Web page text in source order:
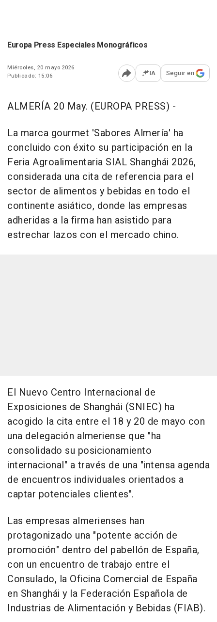
Europa Press Especiales Monográficos
Miércoles, 20 mayo 2026
Publicado: 15:06
Abrir opciones para
IA Seguir en
ALMERÍA 20 May. (EUROPA PRESS) -
La marca gourmet 'Sabores Almería' ha
concluido con éxito su participación en la
Feria Agroalimentaria SIAL Shanghái 2026,
considerada una cita de referencia para el
sector de alimentos y bebidas en todo el
continente asiático, donde las empresas
adheridas a la firma han asistido para
estrechar lazos con el mercado chino.
El Nuevo Centro Internacional de
Exposiciones de Shanghái (SNIEC) ha
acogido la cita entre el 18 y 20 de mayo con
una delegación almeriense que "ha
consolidado su posicionamiento
internacional" a través de una "intensa agenda
de encuentros individuales orientados a
captar potenciales clientes".
Las empresas almerienses han
protagonizado una "potente acción de
promoción" dentro del pabellón de España,
con un encuentro de trabajo entre el
Consulado, la Oficina Comercial de España
en Shanghái y la Federación Española de
Industrias de Alimentación y Bebidas (FIAB).